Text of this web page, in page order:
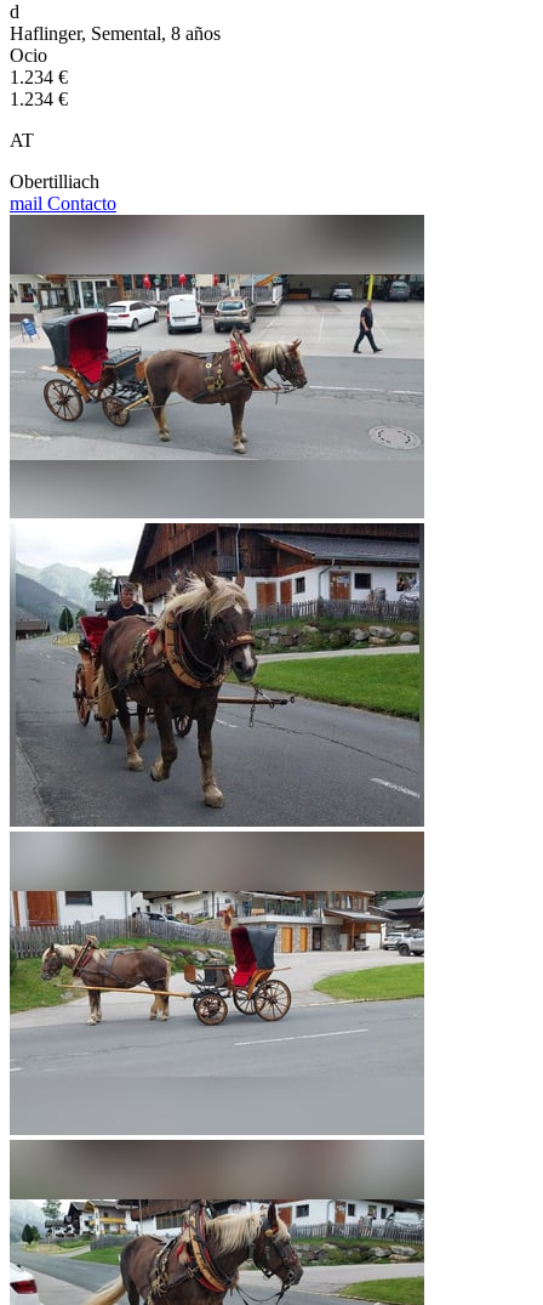
d
Haflinger, Semental, 8 años
Ocio
1.234 €
1.234 €
AT
Obertilliach
mail Contacto